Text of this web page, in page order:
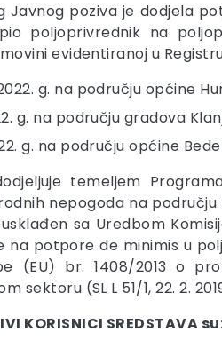
Javnog poziva je dodjela
poljoprivrednik na
evidentiranoj u
g. na području općine
g. na području gradova
g. na području općine
temeljem
nepogoda na području
sa Uredbom
na potpore de minimis u
(EU) br. 1408/2013 o
sektoru (SL L 51/1, 22. 2.
KORISNICI SREDSTAVA